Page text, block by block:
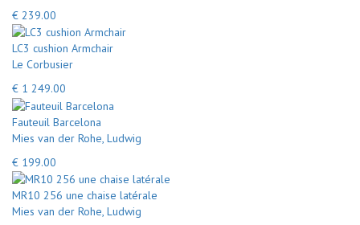
€ 239.00
LC3 cushion Armchair
Le Corbusier
€ 1 249.00
Fauteuil Barcelona
Mies van der Rohe, Ludwig
€ 199.00
MR10 256 une chaise latérale
Mies van der Rohe, Ludwig